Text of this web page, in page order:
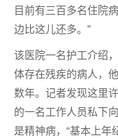
目前有三百多名住院
边比这儿还多。”
该医院一名护工介绍
体存在残疾的病人，
数年。记者发现这里
的一名工作人员私下
是精神病，“基本上年